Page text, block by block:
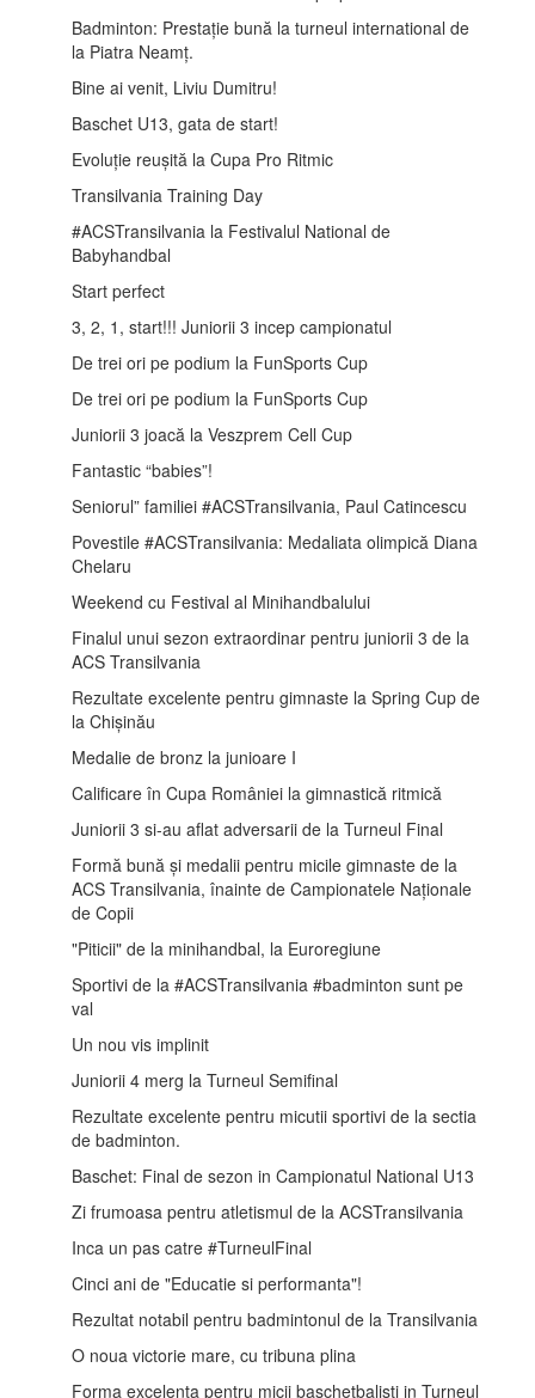
Badminton: Prestație bună la turneul international de
la Piatra Neamț.
Bine ai venit, Liviu Dumitru!
Baschet U13, gata de start!
Evoluție reușită la Cupa Pro Ritmic
Transilvania Training Day
#ACSTransilvania la Festivalul National de
Babyhandbal
Start perfect
3, 2, 1, start!!! Juniorii 3 incep campionatul
De trei ori pe podium la FunSports Cup
De trei ori pe podium la FunSports Cup
Juniorii 3 joacă la Veszprem Cell Cup
Fantastic “babies”!
Seniorul” familiei #ACSTransilvania, Paul Catincescu
Povestile #ACSTransilvania: Medaliata olimpică Diana
Chelaru
Weekend cu Festival al Minihandbalului
Finalul unui sezon extraordinar pentru juniorii 3 de la
ACS Transilvania
Rezultate excelente pentru gimnaste la Spring Cup de
la Chișinău
Medalie de bronz la junioare I
Calificare în Cupa României la gimnastică ritmică
Juniorii 3 si-au aflat adversarii de la Turneul Final
Formă bună și medalii pentru micile gimnaste de la
ACS Transilvania, înainte de Campionatele Naționale
de Copii
"Piticii" de la minihandbal, la Euroregiune
Sportivi de la #ACSTransilvania #badminton sunt pe
val
Un nou vis implinit
Juniorii 4 merg la Turneul Semifinal
Rezultate excelente pentru micutii sportivi de la sectia
de badminton.
Baschet: Final de sezon in Campionatul National U13
Zi frumoasa pentru atletismul de la ACSTransilvania
Inca un pas catre #TurneulFinal
Cinci ani de "Educatie si performanta"!
Rezultat notabil pentru badmintonul de la Transilvania
O noua victorie mare, cu tribuna plina
Forma excelenta pentru micii baschetbalisti in Turneul